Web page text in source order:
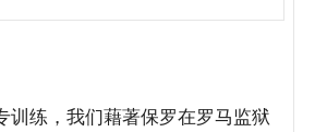
练，我们藉著保罗在罗马监狱